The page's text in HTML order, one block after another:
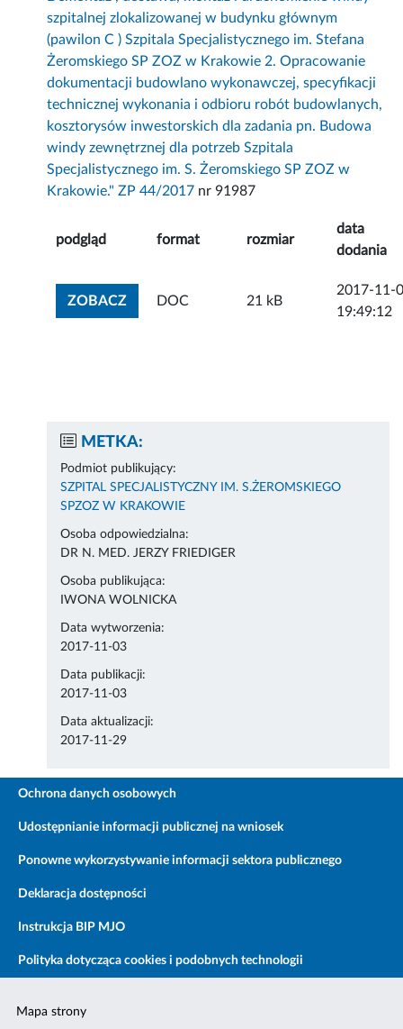
szpitalnej zlokalizowanej w budynku głównym
(pawilon C ) Szpitala Specjalistycznego im. Stefana
Żeromskiego SP ZOZ w Krakowie 2. Opracowanie
dokumentacji budowlano wykonawczej, specyfikacji
technicznej wykonania i odbioru robót budowlanych,
kosztorysów inwestorskich dla zadania pn. Budowa
windy zewnętrznej dla potrzeb Szpitala
Specjalistycznego im. S. Żeromskiego SP ZOZ w
Krakowie." ZP 44/2017 nr 91987
podgląd format rozmiar
data
dodania
ZOBACZZOBACZ ZAŁĄCZNIK
DOC 21 kB
2017-11-
19:49:12
METKA:
Podmiot publikujący:
SZPITAL SPECJALISTYCZNY IM. S.ŻEROMSKIEGO
SPZOZ W KRAKOWIE
Osoba odpowiedzialna:
DR N. MED. JERZY FRIEDIGER
Osoba publikująca:
IWONA WOLNICKA
Data wytworzenia:
2017-11-03
Data publikacji:
2017-11-03
Data aktualizacji:
2017-11-29
Ochrona danych osobowych
Udostępnianie informacji publicznej na wniosek
Ponowne wykorzystywanie informacji sektora publicznego
Deklaracja dostępności
Instrukcja BIP MJO
Polityka dotycząca cookies i podobnych technologii
Mapa strony